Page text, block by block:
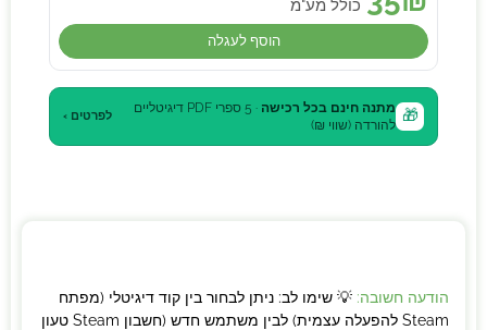
כולל מע"מ
הוסף לעגלה
🎁 מתנה חינם בכל רכישה
· 5 ספרי PDF דיגיטליים
להורדה (שווי ₪)
לפרטים ›
הודעה חשובה: 💡 שימו לב: ניתן לבחור בין קוד דיגיטלי (מפתח
Steam להפעלה עצמית) לבין משתמש חדש (חשבון Steam טעון